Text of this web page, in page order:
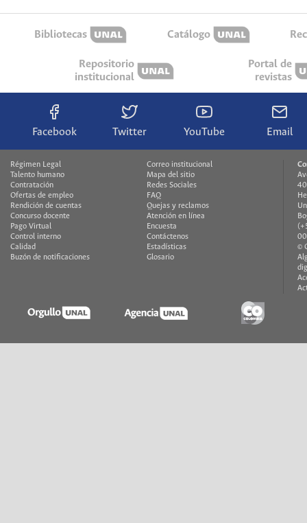
Bibliotecas Catálogo
Repositorio
institucional
Portal de
revistas
Facebook Twitter YouTube Email
Régimen Legal
Talento humano
Contratación
Ofertas de empleo
Rendición de cuentas
Concurso docente
Pago Virtual
Control interno
Calidad
Buzón de notificaciones
Correo institucional
Mapa del sitio
Redes Sociales
FAQ
Quejas y reclamos
Atención en línea
Encuesta
Contáctenos
Estadísticas
Glosario
©